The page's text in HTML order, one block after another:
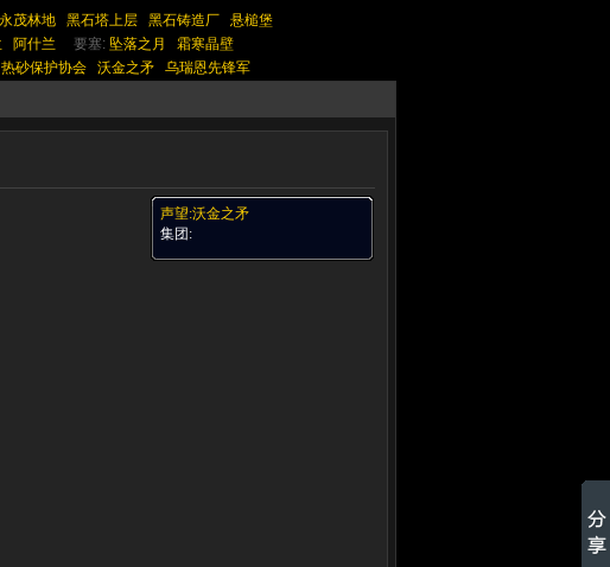
永茂林地 黑石塔上层 黑石铸造厂
悬槌堡
阿什兰 要塞: 坠落之月
霜寒晶壁
热砂保护协会 沃金之矛 乌瑞恩先锋军
声望:沃金之矛
集团: